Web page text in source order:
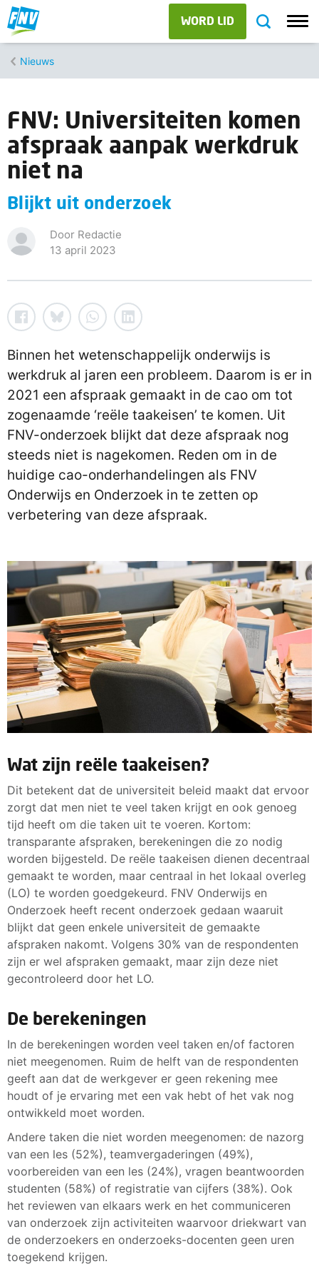
WORD LID
Nieuws
FNV: Universiteiten komen
afspraak aanpak werkdruk
niet na
Blijkt uit onderzoek
Door Redactie
13 april 2023
Binnen het wetenschappelijk onderwijs is
werkdruk al jaren een probleem. Daarom is er in
2021 een afspraak gemaakt in de cao om tot
zogenaamde ‘reële taakeisen’ te komen. Uit
FNV-onderzoek blijkt dat deze afspraak nog
steeds niet is nagekomen. Reden om in de
huidige cao-onderhandelingen als FNV
Onderwijs en Onderzoek in te zetten op
verbetering van deze afspraak.
Wat zijn reële taakeisen?
Dit betekent dat de universiteit beleid maakt dat ervoor
zorgt dat men niet te veel taken krijgt en ook genoeg
tijd heeft om die taken uit te voeren. Kortom:
transparante afspraken, berekeningen die zo nodig
worden bijgesteld. De reële taakeisen dienen decentraal
gemaakt te worden, maar centraal in het lokaal overleg
(LO) te worden goedgekeurd. FNV Onderwijs en
Onderzoek heeft recent onderzoek gedaan waaruit
blijkt dat geen enkele universiteit de gemaakte
afspraken nakomt. Volgens 30% van de respondenten
zijn er wel afspraken gemaakt, maar zijn deze niet
gecontroleerd door het LO.
De berekeningen
In de berekeningen worden veel taken en/of factoren
niet meegenomen. Ruim de helft van de respondenten
geeft aan dat de werkgever er geen rekening mee
houdt of je ervaring met een vak hebt of het vak nog
ontwikkeld moet worden.
Andere taken die niet worden meegenomen: de nazorg
van een les (52%), teamvergaderingen (49%),
voorbereiden van een les (24%), vragen beantwoorden
studenten (58%) of registratie van cijfers (38%). Ook
het reviewen van elkaars werk en het communiceren
van onderzoek zijn activiteiten waarvoor driekwart van
de onderzoekers en onderzoeks-docenten geen uren
toegekend krijgen.